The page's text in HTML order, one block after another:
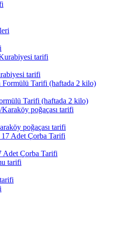
tarifi
Tarifi (haftada 2 kilo)
poğaçası tarifi
Adet Çorba Tarifi